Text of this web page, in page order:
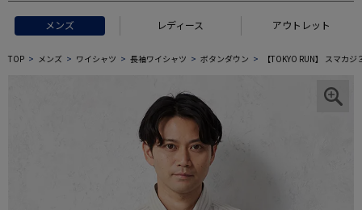
メンズ レディース アウトレット
TOP メンズ ワイシャツ 長袖ワイシャツ ボタンダウン 【TOKYO RUN】 スマカ